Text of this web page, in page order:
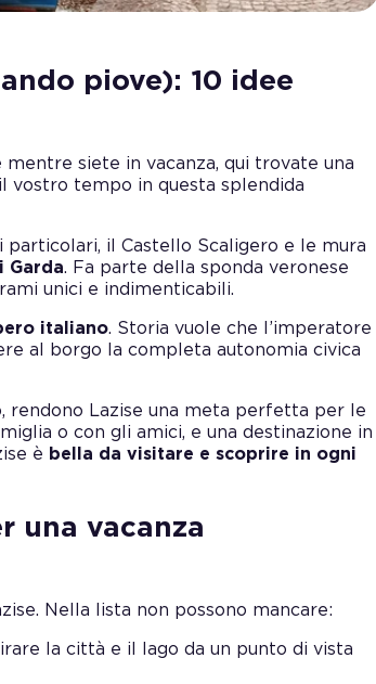
piove): 10 idee
mentre siete in vacanza, qui trovate una
vostro tempo in questa splendida
il Castello Scaligero e le mura
Garda. Fa parte della sponda veronese
unici e indimenticabili.
italiano. Storia vuole che l’imperatore
al borgo la completa autonomia civica
rendono Lazise una meta perfetta per le
o con gli amici, e una destinazione in
è bella da visitare e scoprire in ogni
una vacanza
Nella lista non possono mancare:
la città e il lago da un punto di vista